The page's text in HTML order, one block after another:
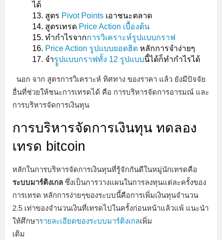
ได้
สูตร Pivot Points เอาชนะตลาด
สูตรเทรด Price Action เบื้องต้น
ทำกำไรจากการวิเคราะห์รูปแบบกราฟ
Price Action รูปแบบยอดฮิต หลักการจำง่ายๆ
จำรููปแบบกราฟทั้ง 12 รูปแบบนี้ได้ก็ทำกำไรได้
นอก จาก สูตรการวิเคราะห์ ทิศทาง ของราคา แล้ว ยังมีปัจจัย
อื่นที่ช่วยให้ชนะการเทรดได้ คือ การบริหารจัดการอารมณ์ และ
การบริหารจัดการเงินทุน
การบริหารจัดการเงินทุน ทดลอง
เทรด bitcoin
หลักในการบริหารจัดการเงินทุนที่รู้จักกันดีในหมู่นักเทรดคือ
ระบบมาร์ติงเกล ซึ่งเป็นการวางแผนในการลงทุนแต่ละครั้งของ
การเทรด หลักการง่ายๆของระบบนี้คือการเพิ่มเงินทุนจำนวน
2.5 เท่าของจำนวนเงินที่เทรดไปในครั้งก่อนหน้าแล้วแพ้ แนะนำ
ให้ศึกษารายละเอียดของระบบมาร์ติงเกลเพิ่ม
เติม